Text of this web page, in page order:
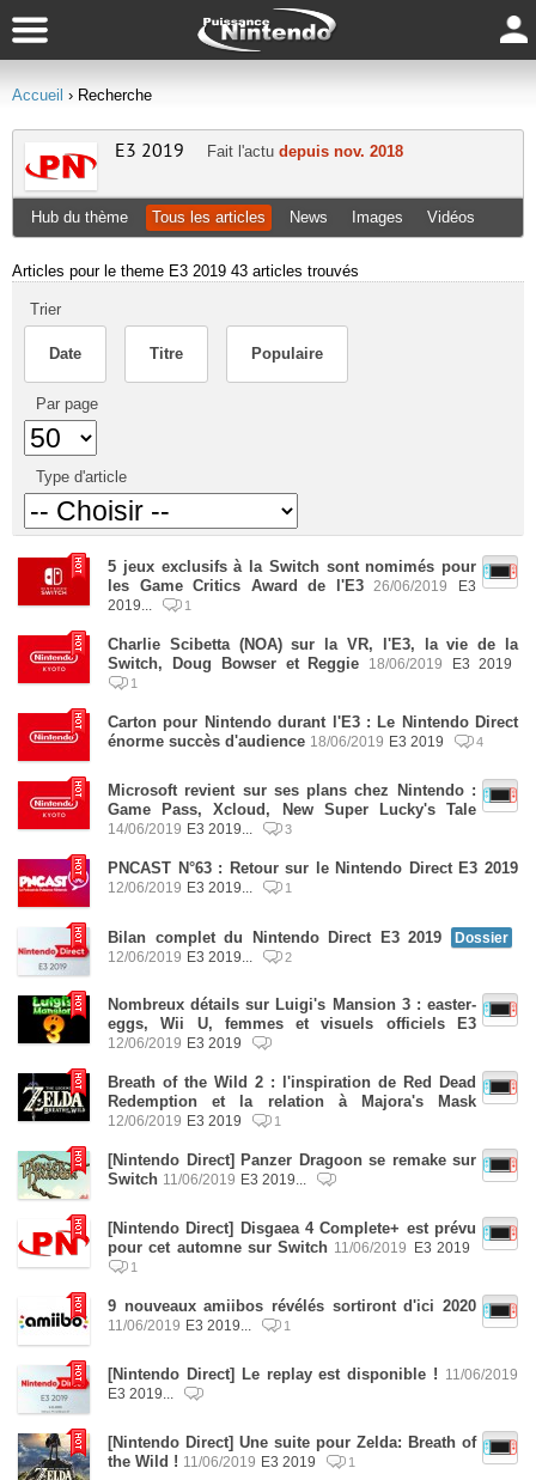
Accueil › Recherche
E3 2019 Fait l'actu depuis nov. 2018
Hub du thème Tous les articles News Images Vidéos
Articles pour le theme E3 2019 43 articles trouvés
Trier
Date Titre Populaire
Par page
Type d'article
5 jeux exclusifs à la Switch sont nomimés pour
les Game Critics Award de l'E3
26/06/2019
E3
2019...
1
Charlie Scibetta (NOA) sur la VR, l'E3, la vie de la
Switch, Doug Bowser et Reggie
18/06/2019 E3 2019
1
Carton pour Nintendo durant l'E3 : Le Nintendo Direct
énorme succès d'audience 18/06/2019 E3 2019 4
Microsoft revient sur ses plans chez Nintendo :
Game Pass, Xcloud, New Super Lucky's Tale
14/06/2019 E3 2019... 3
PNCAST N°63 : Retour sur le Nintendo Direct E3 2019
12/06/2019 E3 2019... 1
Bilan complet du Nintendo Direct E3 2019
Dossier
12/06/2019 E3 2019... 2
Nombreux détails sur Luigi's Mansion 3 : easter-
eggs, Wii U, femmes et visuels officiels E3
12/06/2019 E3 2019
Breath of the Wild 2 : l'inspiration de Red Dead
Redemption et la relation à Majora's Mask
12/06/2019 E3 2019 1
[Nintendo Direct] Panzer Dragoon se remake sur
Switch 11/06/2019 E3 2019...
[Nintendo Direct] Disgaea 4 Complete+ est prévu
pour cet automne sur Switch 11/06/2019 E3 2019
1
9 nouveaux amiibos révélés sortiront d'ici 2020
11/06/2019 E3 2019... 1
[Nintendo Direct] Le replay est disponible !
11/06/2019
E3 2019...
[Nintendo Direct] Une suite pour Zelda: Breath of
the Wild ! 11/06/2019 E3 2019 1